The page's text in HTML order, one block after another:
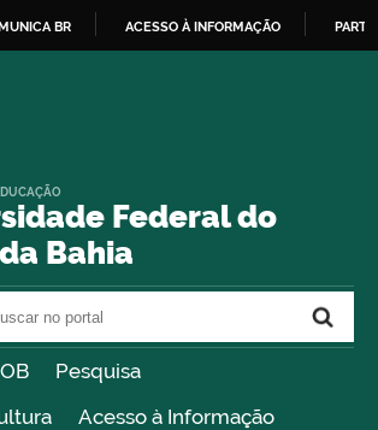
BR ACESSO À INFORMAÇÃO
Federal do
Bahia
Pesquisa
Acesso à Informação